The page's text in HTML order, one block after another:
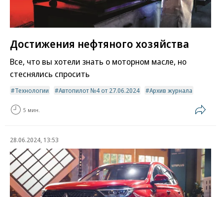
Достижения нефтяного хозяйства
Все, что вы хотели знать о моторном масле, но
стеснялись спросить
Технологии Автопилот №4 от 27.06.2024 Архив журнала
5 мин.
28.06.2024, 13:53